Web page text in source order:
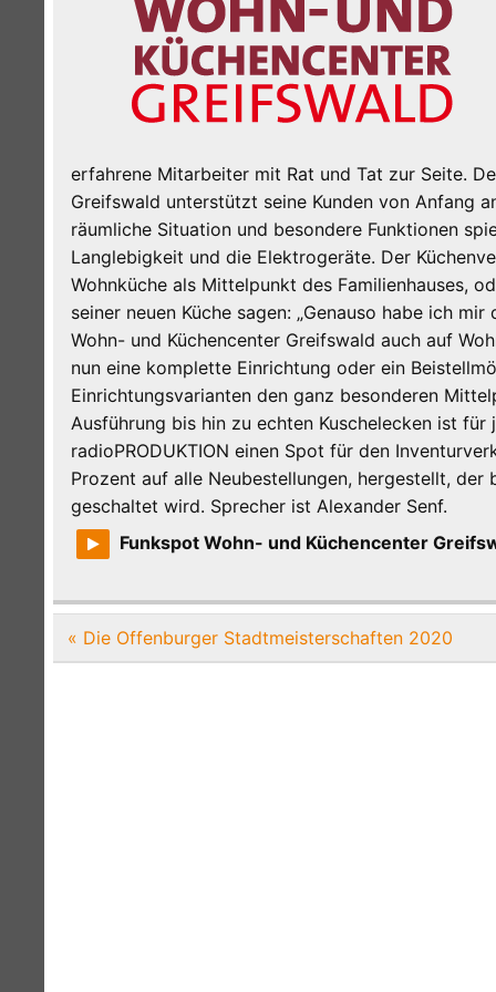
erfahrene Mitarbeiter mit Rat und Tat zur Seite.
Greifswald unterstützt seine Kunden von Anfang
räumliche Situation und besondere Funktionen
Langlebigkeit und die Elektrogeräte. Der
Wohnküche als Mittelpunkt des Familienhauses,
seiner neuen Küche sagen: „Genauso habe ich
Wohn- und Küchencenter Greifswald auch auf
nun eine komplette Einrichtung oder ein
Einrichtungsvarianten den ganz besonderen
Ausführung bis hin zu echten Kuschelecken ist
radioPRODUKTION einen Spot für den
Prozent auf alle Neubestellungen, hergestellt, der
geschaltet wird. Sprecher ist Alexander Senf.
Funkspot Wohn- und Küchencenter
Beitragsnavigation
« Die Offenburger Stadtmeisterschaften 2020